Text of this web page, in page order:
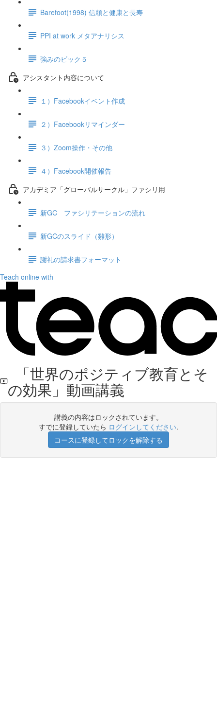
Barefoot(1998) 信頼と健康と長寿
PPI at work メタアナリシス
強みのビック５
アシスタント内容について
１）Facebookイベント作成
２）Facebookリマインダー
３）Zoom操作・その他
４）Facebook開催報告
アカデミア「グローバルサークル」ファシリ用
新GC ファシリテーションの流れ
新GCのスライド（雛形）
謝礼の請求書フォーマット
Teach online with
「世界のポジティブ教育とそ
の効果」動画講義
講義の内容はロックされています。
すでに登録していたら ログインしてください.
コースに登録してロックを解除する